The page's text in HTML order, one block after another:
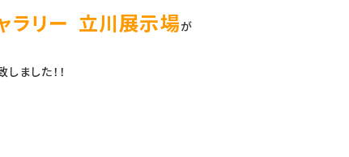
ラリー 立川展示場が
しました！！